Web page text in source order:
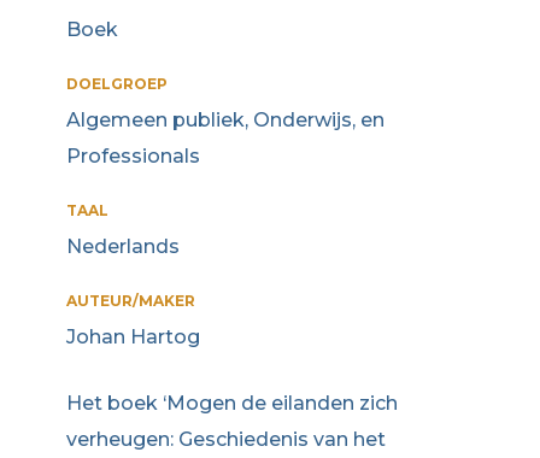
Boek
DOELGROEP
Algemeen publiek, Onderwijs, en
Professionals
TAAL
Nederlands
AUTEUR/MAKER
Johan Hartog
Het boek ‘Mogen de eilanden zich
verheugen: Geschiedenis van het